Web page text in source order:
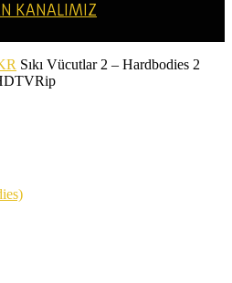
KANALIMIZ
Sıkı Vücutlar 2 – Hardbodies 2